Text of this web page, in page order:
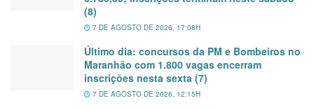
(8)
7 DE AGOSTO DE 2026, 17:08H
Último dia: concursos da PM e Bombeiros no
Maranhão com 1.800 vagas encerram
inscrições nesta sexta (7)
7 DE AGOSTO DE 2026, 12:15H